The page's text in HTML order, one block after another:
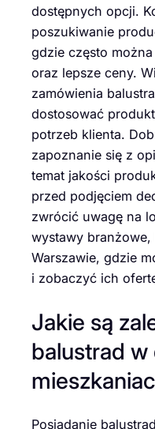
dostępnych opcji.
poszukiwanie
gdzie często
oraz lepsze ceny.
zamówienia
dostosować
potrzeb klienta.
zapoznanie się z
temat jakości
przed podjęciem
zwrócić uwagę na
wystawy
Warszawie, gdzie
i zobaczyć ich
Jakie są
balustrad w
Posiadanie